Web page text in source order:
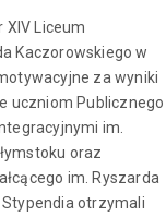
XIV Liceum
Kaczorowskiego w
za wyniki
uczniom Publicznego
im.
oraz
im. Ryszarda
Stypendia otrzymali